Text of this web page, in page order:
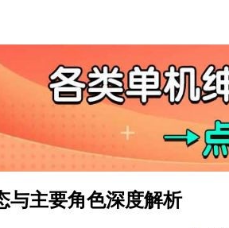
与主要角色深度解析